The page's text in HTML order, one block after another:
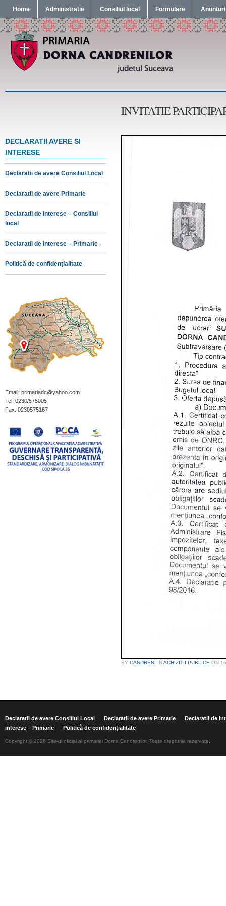
Home Administratie Consiliul local Formulare Anunturi
INVITATIE
DECLARATII AVERE SI
INTERESE
Declaratii de avere Consiliul Local
Declaratii de avere Primarie
Declaratii de interese – Consiliul
local
Declaratii de interese – Primarie
Politică de confidențialitate
Email: primariadc@yahoo.com
Tel: 0230/575005
Fax: 0230575167
BY CANDRENI INACHIZITII PUBLICE ON
Declaratii de avere Consiliul Local Declaratii de avere Primarie
Declaratii de
interese – Primarie
Politică de confidențialitate
Copyright © 2026 Site-ul oficial al primariei Dorna Candrenilor. Toate drepturile rezervate.